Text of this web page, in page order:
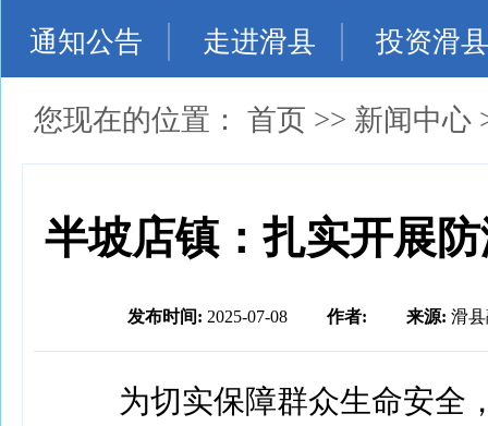
通知公告 走进滑县 投资滑县
您现在的位置： 首页 >> 新闻中心
半坡店镇：扎实开展
发布时间: 2025-07-08 作者: 来源: 滑
为切实保障群众生命安全